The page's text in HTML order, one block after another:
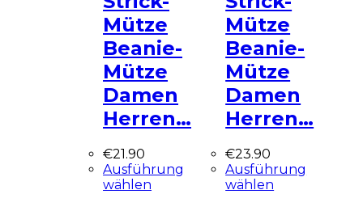
Mütze
Beanie-
Mütze
Damen
Herren…
€21.90
Ausführung
wählen
Mütze
Beanie-
Mütze
Damen
Herren…
€23.90
Ausführung
wählen